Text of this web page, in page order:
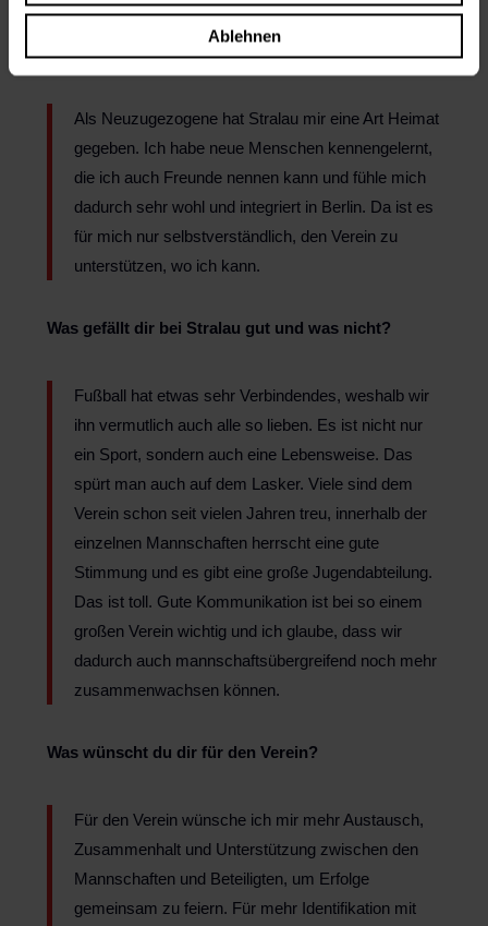
Ablehnen
Als Neuzugezogene hat Stralau mir eine Art Heimat
gegeben. Ich habe neue Menschen kennengelernt,
die ich auch Freunde nennen kann und fühle mich
dadurch sehr wohl und integriert in Berlin. Da ist es
für mich nur selbstverständlich, den Verein zu
unterstützen, wo ich kann.
Was gefällt dir bei Stralau gut und was nicht?
Fußball hat etwas sehr Verbindendes, weshalb wir
ihn vermutlich auch alle so lieben. Es ist nicht nur
ein Sport, sondern auch eine Lebensweise. Das
spürt man auch auf dem Lasker. Viele sind dem
Verein schon seit vielen Jahren treu, innerhalb der
einzelnen Mannschaften herrscht eine gute
Stimmung und es gibt eine große Jugendabteilung.
Das ist toll. Gute Kommunikation ist bei so einem
großen Verein wichtig und ich glaube, dass wir
dadurch auch mannschaftsübergreifend noch mehr
zusammenwachsen können.
Was wünscht du dir für den Verein?
Für den Verein wünsche ich mir mehr Austausch,
Zusammenhalt und Unterstützung zwischen den
Mannschaften und Beteiligten, um Erfolge
gemeinsam zu feiern. Für mehr Identifikation mit